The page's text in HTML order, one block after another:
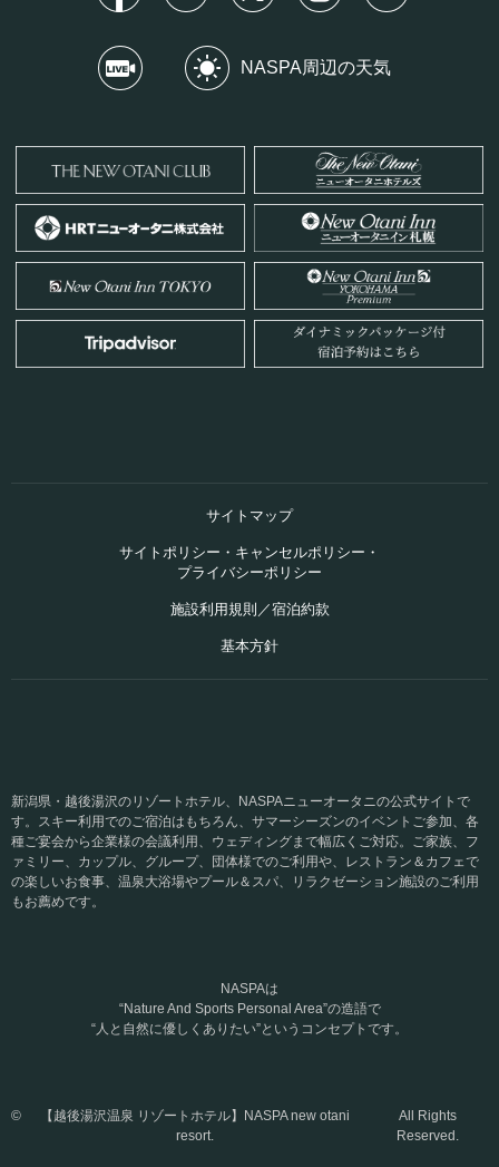
NASPA周辺の天気
サイトマップ
サイトポリシー・キャンセルポリシー・
プライバシーポリシー
施設利用規則／宿泊約款
基本方針
新潟県・越後湯沢のリゾートホテル、NASPAニューオータニの公式サイトで
す。スキー利用でのご宿泊はもちろん、サマーシーズンのイベントご参加、各
種ご宴会から企業様の会議利用、ウェディングまで幅広くご対応。ご家族、フ
ァミリー、カップル、グループ、団体様でのご利用や、レストラン＆カフェで
の楽しいお食事、温泉大浴場やプール＆スパ、リラクゼーション施設のご利用
もお薦めです。
NASPAは
“Nature And Sports Personal Area”の造語で
“人と自然に優しくありたい”というコンセプトです。
©
【越後湯沢温泉 リゾートホテル】NASPA new otani
resort.
All Rights
Reserved.